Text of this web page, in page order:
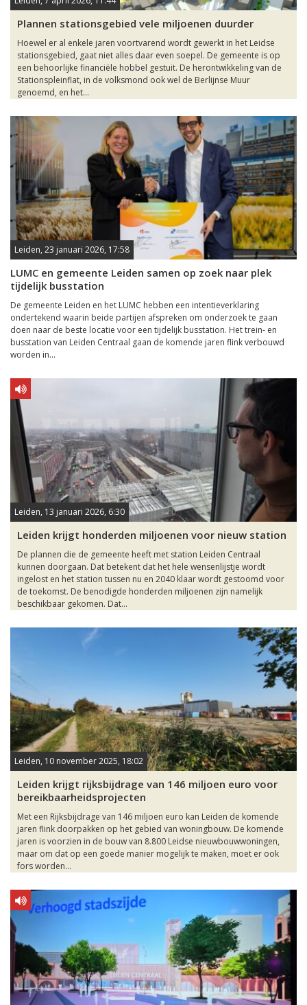
Plannen stationsgebied vele miljoenen duurder
Hoewel er al enkele jaren voortvarend wordt gewerkt in het Leidse
stationsgebied, gaat niet alles daar even soepel. De gemeente is op
een behoorlijke financiële hobbel gestuit. De herontwikkeling van de
Stationspleinflat, in de volksmond ook wel de Berlijnse Muur
genoemd, en het...
Leiden, 23 januari 2026, 17:58
LUMC en gemeente Leiden samen op zoek naar plek
tijdelijk busstation
De gemeente Leiden en het LUMC hebben een intentieverklaring
ondertekend waarin beide partijen afspreken om onderzoek te gaan
doen naar de beste locatie voor een tijdelijk busstation. Het trein- en
busstation van Leiden Centraal gaan de komende jaren flink verbouwd
worden in...
Leiden, 13 januari 2026, 6:30
Leiden krijgt honderden miljoenen voor nieuw station
De plannen die de gemeente heeft met station Leiden Centraal
kunnen doorgaan. Dat betekent dat het hele wensenlijstje wordt
ingelost en het station tussen nu en 2040 klaar wordt gestoomd voor
de toekomst. De benodigde honderden miljoenen zijn namelijk
beschikbaar gekomen. Dat...
Leiden, 10 november 2025, 18:02
Leiden krijgt rijksbijdrage van 146 miljoen euro voor
bereikbaarheidsprojecten
Met een Rijksbijdrage van 146 miljoen euro kan Leiden de komende
jaren flink doorpakken op het gebied van woningbouw. De komende
jaren is voorzien in de bouw van 8.800 Leidse nieuwbouwwoningen,
maar om dat op een goede manier mogelijk te maken, moet er ook
fors worden...